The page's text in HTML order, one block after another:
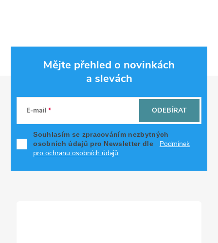
Mějte přehled o novinkách
a slevách
E-mail
Souhlasím se zpracováním nezbytných
osobních údajů pro Newsletter dle
Podmínek
pro ochranu osobních údajů
ODEBÍRAT